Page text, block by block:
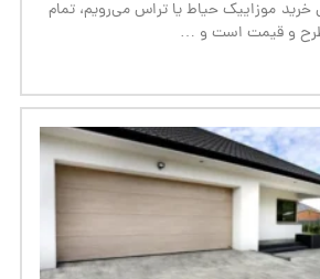
خرید موزاییک حیاط یا تراس می‌رویم، تمام
طرح و قیمت است و …